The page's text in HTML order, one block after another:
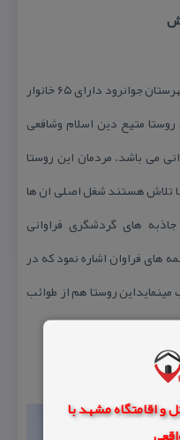
رزرو بیش از 1000 هتل و اقامتگاه مشهد با
روستا ده رش نهراب در ۳۹ كیلو متری شهرستان جوانرود دارای ۶۵ خانوار
این روستا متیع دین اسلام وشافعی
می باشد. مردمان این روستا
تلاش هستند شغل اصلی ان ها
های گردشگری فراوانی
های فراوان اشاره نمود كه در
روستا هم از طوائب